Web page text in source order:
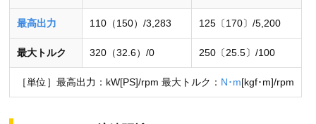
最高出力 110（150）/3,283 125〔170〕/5,200
最大トルク 320（32.6）/0 250〔25.5〕/100
［単位］最高出力：kW[PS]/rpm 最大トルク： N･m[kgf･m]/rpm